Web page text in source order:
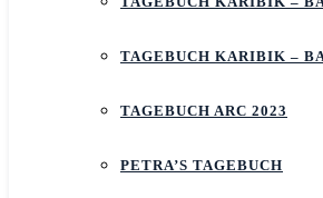
TAGEBUCH KARIBIK –
TAGEBUCH ARC 2023
PETRA’S TAGEBUCH